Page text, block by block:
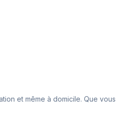
et même à domicile. Que vous